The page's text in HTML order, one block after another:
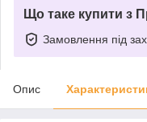
Що таке купити з
Замовлення під
Опис